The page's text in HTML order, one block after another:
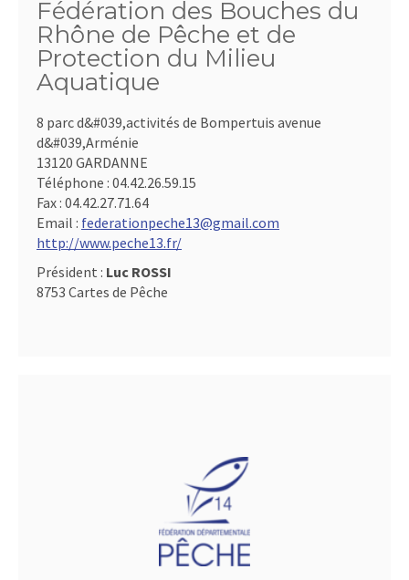
Fédération des Bouches du
Rhône de Pêche et de
Protection du Milieu
Aquatique
8 parc d&#039,activités de Bompertuis avenue
d&#039,Arménie
13120 GARDANNE
Téléphone : 04.42.26.59.15
Fax : 04.42.27.71.64
Email : federationpeche13@gmail.com
http://www.peche13.fr/
Président : Luc ROSSI
8753 Cartes de Pêche